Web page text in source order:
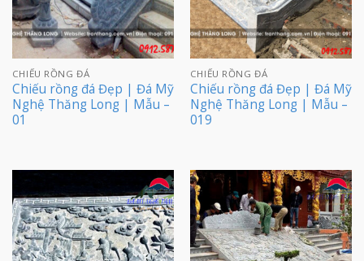
CHIẾU RỒNG ĐÁ
Chiếu rồng đá Đẹp | Đá Mỹ
Nghệ Thăng Long | Mẫu –
01
CHIẾU RỒNG ĐÁ
Chiếu rồng đá Đẹp | Đá Mỹ
Nghệ Thăng Long | Mẫu –
019